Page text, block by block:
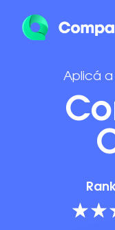
Aplicá